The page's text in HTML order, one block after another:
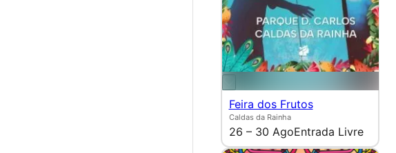
Feira dos Frutos
Caldas da Rainha
26 – 30 AgoEntrada Livre